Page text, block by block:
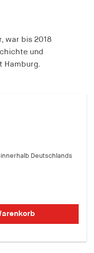
war bis 2018
und
Hamburg.
Deutschlands